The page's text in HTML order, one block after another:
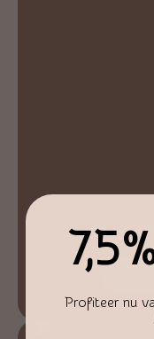
Profiteer nu